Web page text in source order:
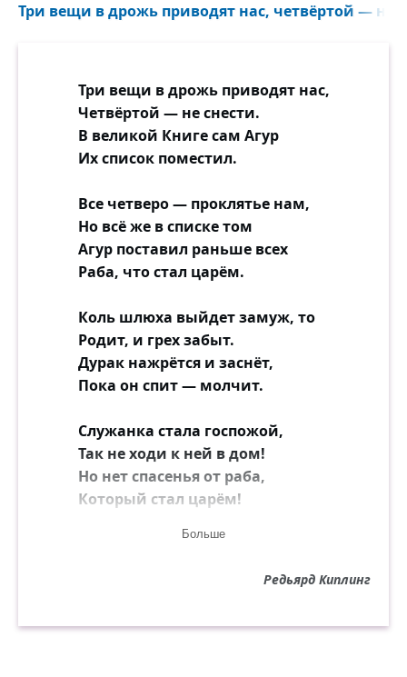
Три вещи в дрожь приводят нас, четвёртой — не
Три вещи в дрожь приводят нас,
Четвёртой — не снести.
В великой Книге сам Агур
Их список поместил.
Все четверо — проклятье нам,
Но всё же в списке том
Агур поставил раньше всех
Раба, что стал царём.
Коль шлюха выйдет замуж, то
Родит, и грех забыт.
Дурак нажрётся и заснёт,
Пока он спит — молчит.
Служанка стала госпожой,
Так не ходи к ней в дом!
Но нет спасенья от раба,
Который стал царём!
Он в созиданьи бестолков,
Он глух к рассудку — криком он
Больше
Редьярд Киплинг